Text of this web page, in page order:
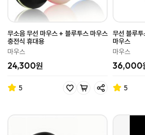
무소음 무선 마우스 + 블루투스 마우스
충전식 휴대용
마우스
24,300원
5
무선 블루투스 마우
마우스
마우스
36,000
5